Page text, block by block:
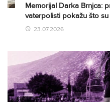
Memorijal Darka Brnjca:
vaterpolisti pokažu što su
23.07.2026